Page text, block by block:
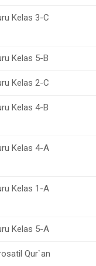
Kelas 3-C
Kelas 5-B
Kelas 2-C
Kelas 4-B
Kelas 4-A
Kelas 1-A
Kelas 5-A
Qur`an